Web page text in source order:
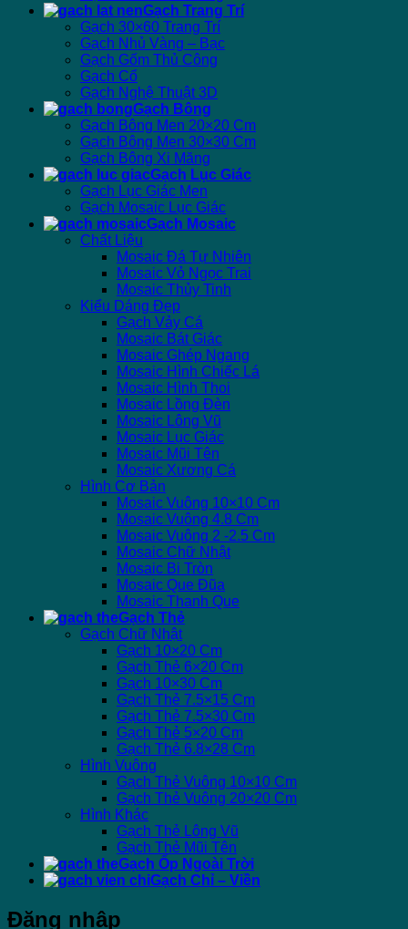
Gạch Trang Trí
Gạch 30×60 Trang Trí
Gạch Nhủ Vàng – Bạc
Gạch Gốm Thủ Công
Gạch Cổ
Gạch Nghệ Thuật 3D
Gạch Bông
Gạch Bông Men 20×20 Cm
Gạch Bông Men 30×30 Cm
Gạch Bông Xi Măng
Gạch Lục Giác
Gạch Lục Giác Men
Gạch Mosaic Lục Giác
Gạch Mosaic
Chất Liệu
Mosaic Đá Tự Nhiên
Mosaic Vỏ Ngọc Trai
Mosaic Thủy Tinh
Kiểu Dáng Đẹp
Gạch Vảy Cá
Mosaic Bát Giác
Mosaic Ghép Ngang
Mosaic Hình Chiếc Lá
Mosaic Hình Thoi
Mosaic Lồng Đèn
Mosaic Lông Vũ
Mosaic Lục Giác
Mosaic Mũi Tên
Mosaic Xương Cá
Hình Cơ Bản
Mosaic Vuông 10×10 Cm
Mosaic Vuông 4.8 Cm
Mosaic Vuông 2 -2.5 Cm
Mosaic Chữ Nhật
Mosaic Bi Tròn
Mosaic Que Đũa
Mosaic Thanh Que
Gạch Thẻ
Gạch Chữ Nhật
Gạch 10×20 Cm
Gạch Thẻ 6×20 Cm
Gạch 10×30 Cm
Gạch Thẻ 7.5×15 Cm
Gạch Thẻ 7.5×30 Cm
Gạch Thẻ 5×20 Cm
Gạch Thẻ 6.8×28 Cm
Hình Vuông
Gạch Thẻ Vuông 10×10 Cm
Gạch Thẻ Vuông 20×20 Cm
Hình Khác
Gạch Thẻ Lông Vũ
Gạch Thẻ Mũi Tên
Gạch Ốp Ngoài Trời
Gạch Chỉ – Viền
Đăng nhập